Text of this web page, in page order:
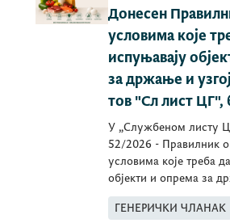
Донесен
условима које
испуњавају
за држање и
тов "Сл лист ЦГ",
У „Службеном листу
52/2026 - Правилник
условима које треба
објекти и опрема за
пилића за тов
ГЕНЕРИЧКИ ЧЛАНАК